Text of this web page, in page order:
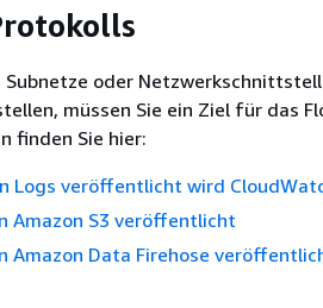
Subnetze oder
müssen Sie ein Ziel für das
finden Sie hier:
Logs veröffentlicht wird
Amazon S3 veröffentlicht
Amazon Data Firehose